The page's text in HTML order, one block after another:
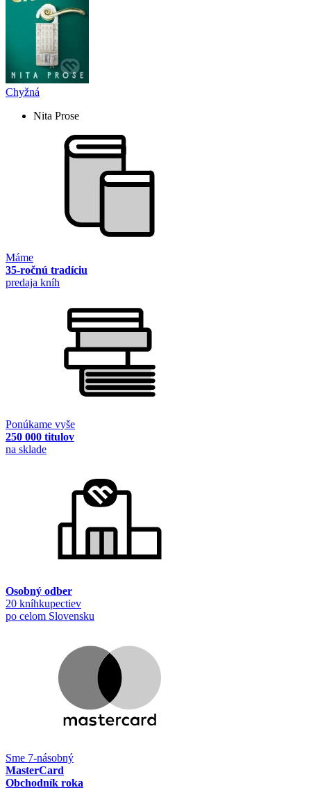
Chyžná
Nita Prose
Máme
35-ročnú tradíciu
predaja kníh
Ponúkame vyše
250 000 titulov
na sklade
Osobný odber
20 kníhkupectiev
po celom Slovensku
Sme 7-násobný
MasterCard
Obchodník roka